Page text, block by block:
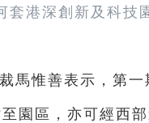
套港深創新及科技
馬惟善表示，第
園區，亦可經西